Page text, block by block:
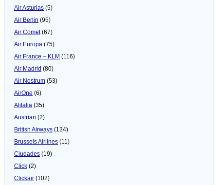
Air Asturias (5)
Air Berlin (95)
Air Comet(67)
Air Europa (75)
Air France – KLM (116)
Air Madrid (80)
Air Nostrum (53)
AirOne (6)
Alitalia (35)
Austrian (2)
British Airways (134)
Brussels Airlines (11)
Ciudades (19)
Click (2)
Clickair (102)